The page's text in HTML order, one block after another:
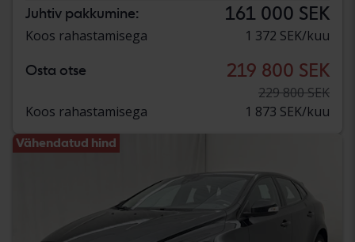
Juhtiv pakkumine: 161 000 SEK
Koos rahastamisega 1 372 SEK/kuu
Osta otse 219 800 SEK
229 800 SEK
Koos rahastamisega
1 873 SEK/kuu
Vähendatud hind